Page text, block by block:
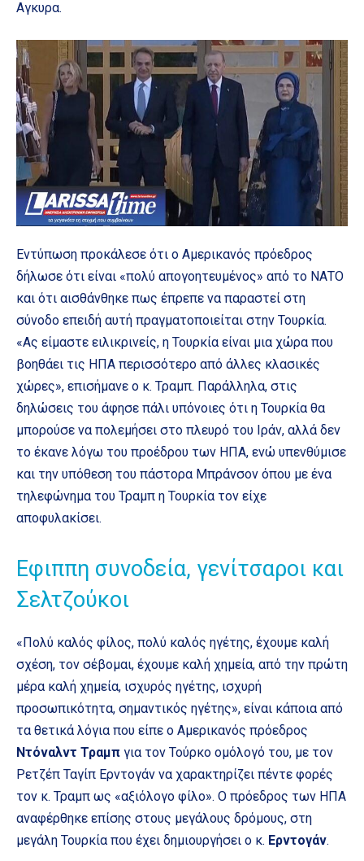
Αγκυρα.
Εντύπωση προκάλεσε ότι ο Αμερικανός πρόεδρος
δήλωσε ότι είναι «πολύ απογοητευμένος» από το ΝΑΤΟ
και ότι αισθάνθηκε πως έπρεπε να παραστεί στη
σύνοδο επειδή αυτή πραγματοποιείται στην Τουρκία.
«Ας είμαστε ειλικρινείς, η Τουρκία είναι μια χώρα που
βοηθάει τις ΗΠΑ περισσότερο από άλλες κλασικές
χώρες», επισήμανε ο κ. Τραμπ. Παράλληλα, στις
δηλώσεις του άφησε πάλι υπόνοιες ότι η Τουρκία θα
μπορούσε να πολεμήσει στο πλευρό του Ιράν, αλλά δεν
το έκανε λόγω του προέδρου των ΗΠΑ, ενώ υπενθύμισε
και την υπόθεση του πάστορα Μπράνσον όπου με ένα
τηλεφώνημα του Τραμπ η Τουρκία τον είχε
αποφυλακίσει.
Eφιππη συνοδεία, γενίτσαροι και
Σελτζούκοι
«Πολύ καλός φίλος, πολύ καλός ηγέτης, έχουμε καλή
σχέση, τον σέβομαι, έχουμε καλή χημεία, από την πρώτη
μέρα καλή χημεία, ισχυρός ηγέτης, ισχυρή
προσωπικότητα, σημαντικός ηγέτης», είναι κάποια από
τα θετικά λόγια που είπε ο Αμερικανός πρόεδρος
Ντόναλντ Τραμπ για τον Τούρκο ομόλογό του, με τον
Ρετζέπ Ταγίπ Ερντογάν να χαρακτηρίζει πέντε φορές
τον κ. Τραμπ ως «αξιόλογο φίλο». Ο πρόεδρος των ΗΠΑ
αναφέρθηκε επίσης στους μεγάλους δρόμους, στη
μεγάλη Τουρκία που έχει δημιουργήσει ο κ. Ερντογάν.